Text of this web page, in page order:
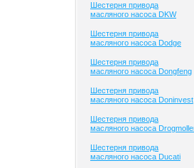
Шестерня привода
масляного насоса DKW
Шестерня привода
масляного насоса Dodge
Шестерня привода
масляного насоса Dongfeng
Шестерня привода
масляного насоса Doninvest
Шестерня привода
масляного насоса
Шестерня привода
масляного насоса Ducati